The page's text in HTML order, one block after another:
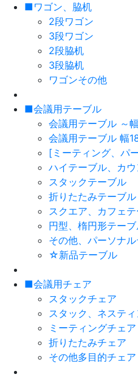
■ワゴン、脇机
2段ワゴン
3段ワゴン
2段脇机
3段脇机
ワゴンその他
■会議用テーブル
会議用テーブル ～
会議用テーブル 幅
[ミーティング、パ
ハイテーブル、カ
スタックテーブル
折りたたみテーブル
スクエア、カフェ
円型、楕円形テー
その他、パーソナ
☆新品テーブル
■会議用チェア
スタックチェア
スタック、ネスティ
ミーティングチェア
折りたたみチェア
その他多目的チェア